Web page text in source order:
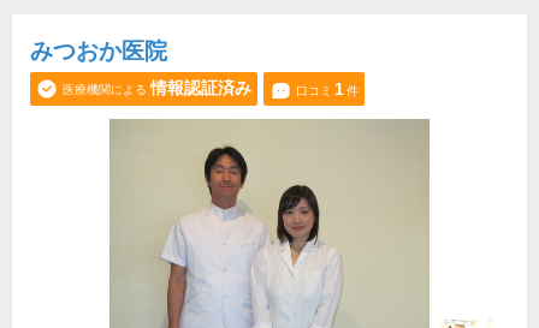
みつおか医院
医療機関による 情報認証済み 口コミ 1件